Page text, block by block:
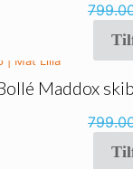
Maddox